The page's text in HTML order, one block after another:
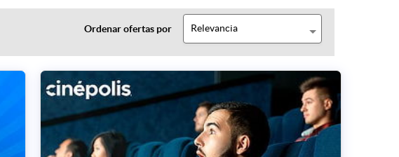
Ordenar ofertas por Relevancia